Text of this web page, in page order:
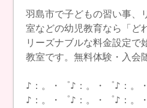
羽島市で子どもの習い事、
室などの幼児教育なら「ど
リーズナブルな料金設定で
教室です。無料体験・入会
♪：。・゜♪：。・゜♪：。
♪：。・゜♪：。・゜♪：。